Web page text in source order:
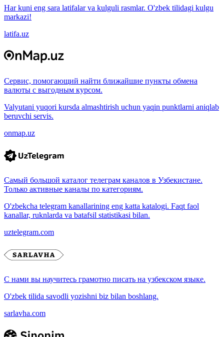
Har kuni eng sara latifalar va kulguli rasmlar. O'zbek tilidagi kulgu
markazi!
latifa.uz
Сервис, помогающий найти ближайшие пункты обмена
валюты с выгодным курсом.
Valyutani yuqori kursda almashtirish uchun yaqin punktlarni aniqlab
beruvchi servis.
onmap.uz
Самый большой каталог телеграм каналов в Узбекистане.
Только активные каналы по категориям.
O'zbekcha telegram kanallarining eng katta katalogi. Faqt faol
kanallar, ruknlarda va batafsil statistikasi bilan.
uztelegram.com
С нами вы научитесь грамотно писать на узбекском языке.
O'zbek tilida savodli yozishni biz bilan boshlang.
sarlavha.com